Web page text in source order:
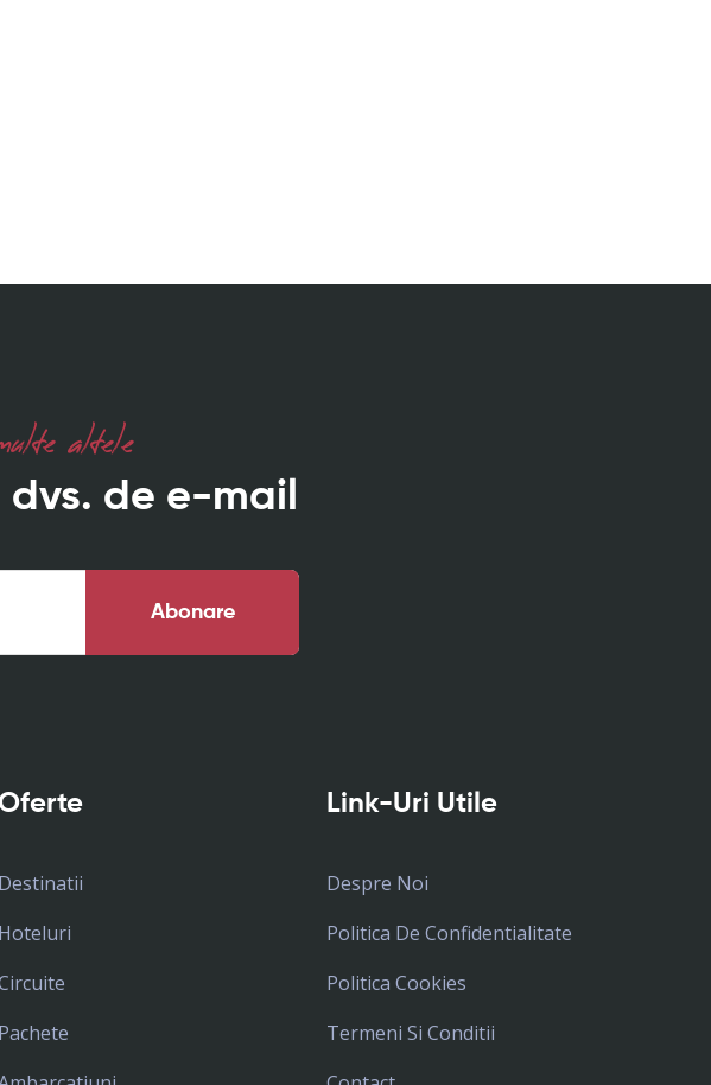
altele
de e-mail
Abonare
Destinatii
Hoteluri
Pachete
Link-Uri Utile
Despre Noi
Politica De Confidentialitate
Politica Cookies
Termeni Si Conditii